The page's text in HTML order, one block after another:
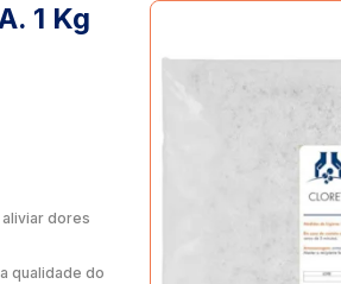
1 Kg
dores
qualidade do